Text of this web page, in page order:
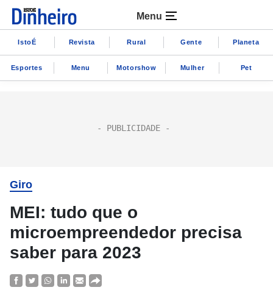
Menu
IstoÉ Revista Rural Gente Planeta
Esportes Menu Motorshow Mulher Pet
Giro
MEI: tudo que o
microempreendedor precisa
saber para 2023